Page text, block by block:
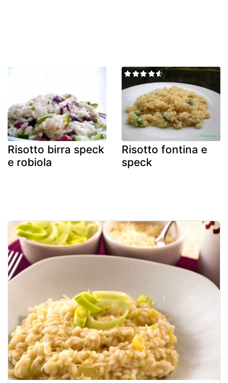
Risotto birra speck
e robiola
Risotto fontina e
speck